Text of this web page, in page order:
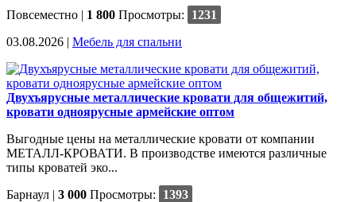
Повсеместно | 1 800 Просмотры:
1231
03.08.2026 | Мебель для спальни
Двухъярусные металлические кровати для общежитий,
кровати одноярусные армейские оптом
Выгодные цены на металлические кровати от компании
МЕТАЛЛ-КРОВАТИ. В производстве имеются различные
типы кроватей эко...
Барнаул | 3 000 Просмотры:
1393